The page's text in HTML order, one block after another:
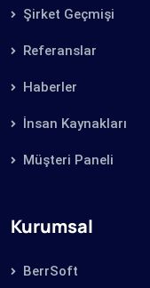
Şirket Geçmişi
Referanslar
Haberler
İnsan Kaynakları
Müşteri Paneli
Kurumsal
BerrSoft